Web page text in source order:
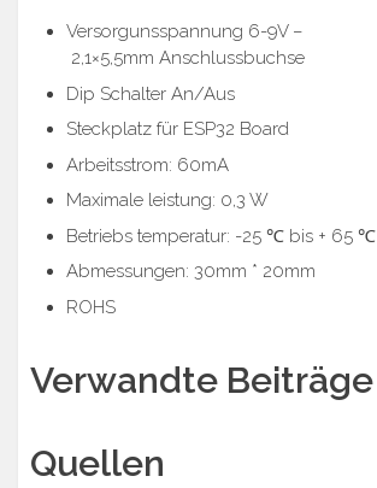
Versorgunsspannung 6-9V –
2,1×5,5mm Anschlussbuchse
Dip Schalter An/Aus
Steckplatz für ESP32 Board
Arbeitsstrom: 60mA
Maximale leistung: 0,3 W
Betriebs temperatur: -25 ℃ bis + 65 ℃
Abmessungen: 30mm * 20mm
ROHS
Verwandte Beiträge
Quellen